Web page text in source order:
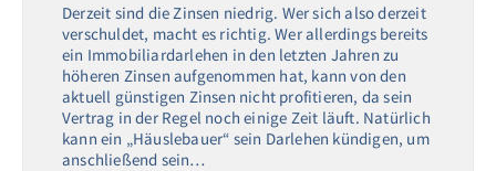
Derzeit sind die Zinsen niedrig. Wer sich also derzeit
verschuldet, macht es richtig. Wer allerdings bereits
ein Immobiliardarlehen in den letzten Jahren zu
höheren Zinsen aufgenommen hat, kann von den
aktuell günstigen Zinsen nicht profitieren, da sein
Vertrag in der Regel noch einige Zeit läuft. Natürlich
kann ein „Häuslebauer“ sein Darlehen kündigen, um
anschließend sein…